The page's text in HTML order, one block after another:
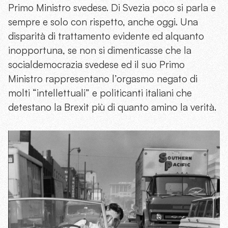
Primo Ministro svedese. Di Svezia poco si parla e
sempre e solo con rispetto, anche oggi. Una
disparità di trattamento evidente ed alquanto
inopportuna, se non si dimenticasse che la
socialdemocrazia svedese ed il suo Primo
Ministro rappresentano l’orgasmo negato di
molti “intellettuali” e politicanti italiani che
detestano la Brexit più di quanto amino la verità.